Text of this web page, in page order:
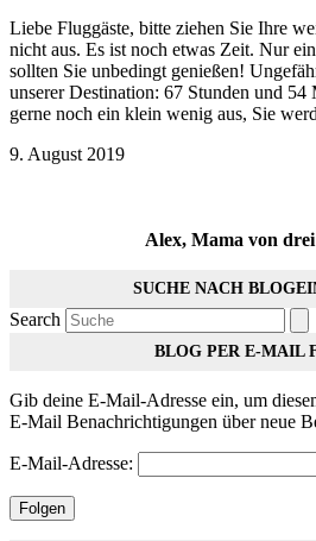
Liebe Fluggäste, bitte ziehen Sie Ihre
nicht aus. Es ist noch etwas Zeit. Nur
sollten Sie unbedingt genießen!
unserer Destination: 67 Stunden und 54
gerne noch ein klein wenig aus, Sie
9. August 2019
Alex, Mama von
SUCHE NACH
Search
BLOG PER E-MAIL
Gib deine E-Mail-Adresse ein, um
E-Mail Benachrichtigungen über neue
E-Mail-Adresse:
Folgen